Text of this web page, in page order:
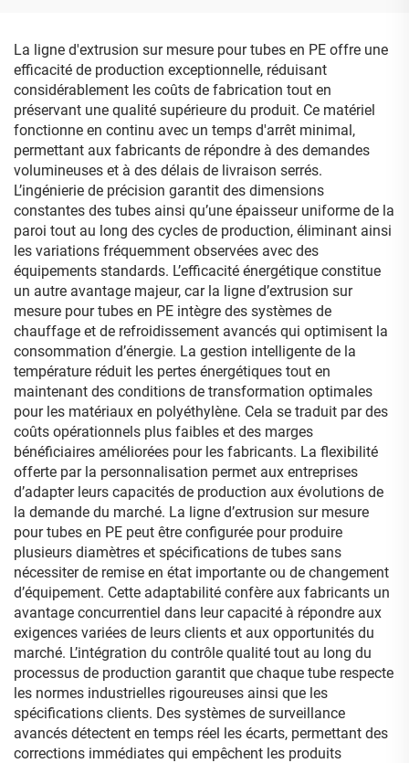
La ligne d'extrusion sur mesure pour tubes en PE offre une
efficacité de production exceptionnelle, réduisant
considérablement les coûts de fabrication tout en
préservant une qualité supérieure du produit. Ce matériel
fonctionne en continu avec un temps d'arrêt minimal,
permettant aux fabricants de répondre à des demandes
volumineuses et à des délais de livraison serrés.
L’ingénierie de précision garantit des dimensions
constantes des tubes ainsi qu’une épaisseur uniforme de la
paroi tout au long des cycles de production, éliminant ainsi
les variations fréquemment observées avec des
équipements standards. L’efficacité énergétique constitue
un autre avantage majeur, car la ligne d’extrusion sur
mesure pour tubes en PE intègre des systèmes de
chauffage et de refroidissement avancés qui optimisent la
consommation d’énergie. La gestion intelligente de la
température réduit les pertes énergétiques tout en
maintenant des conditions de transformation optimales
pour les matériaux en polyéthylène. Cela se traduit par des
coûts opérationnels plus faibles et des marges
bénéficiaires améliorées pour les fabricants. La flexibilité
offerte par la personnalisation permet aux entreprises
d’adapter leurs capacités de production aux évolutions de
la demande du marché. La ligne d’extrusion sur mesure
pour tubes en PE peut être configurée pour produire
plusieurs diamètres et spécifications de tubes sans
nécessiter de remise en état importante ou de changement
d’équipement. Cette adaptabilité confère aux fabricants un
avantage concurrentiel dans leur capacité à répondre aux
exigences variées de leurs clients et aux opportunités du
marché. L’intégration du contrôle qualité tout au long du
processus de production garantit que chaque tube respecte
les normes industrielles rigoureuses ainsi que les
spécifications clients. Des systèmes de surveillance
avancés détectent en temps réel les écarts, permettant des
corrections immédiates qui empêchent les produits